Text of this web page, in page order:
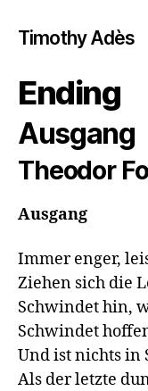
Timothy Adès
Ending
Ausgang
Theodor
Ausgang
Immer enger,
Ziehen sich die
Schwindet hin,
Schwindet
Und ist nichts in
Als der letzte